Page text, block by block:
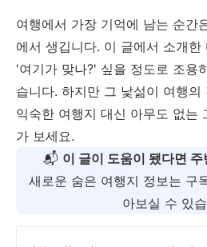
여행에서 가장 기억에 남는 순간
에서 생깁니다. 이 글에서 소개
'여기가 맞나?' 싶을 정도로 조용
습니다. 하지만 그 낯섦이 여행
익숙한 여행지 대신 아무도 없는
가 보세요.
📬 이 글이 도움이 됐다면
새로운 숨은 여행지 정보는 구
아보실 수 있